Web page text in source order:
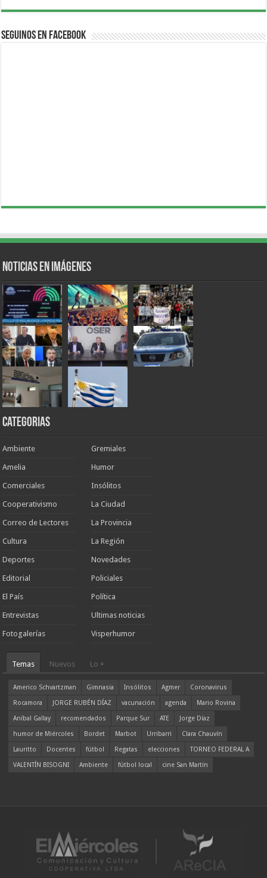
Seguinos en Facebook
Noticias en Imágenes
Categorias
Ambiente
Amelia
Comerciales
Cooperativismo
Correo de Lectores
Cultura
Deportes
Editorial
El País
Entrevistas
Fotogalerías
Gremiales
Humor
Insólitos
La Ciudad
La Provincia
La Región
Novedades
Policiales
Política
Ultimas noticias
Visperhumor
Temas Nuevos Lo +
Americo Schvartzman Gimnasia Insólitos Agmer
Coronavirus
Rocamora
JORGE RUBÉN DÍAZ vacunación agenda
Mario Rovina
Aníbal Gallay
recomendados Parque Sur ATE
Jorge Díaz
humor de Miércoles
Bordet Marbot Urribarri
Clara Chauvín
Lauritto
Docentes fútbol Regatas elecciones
TORNEO FEDERAL A
VALENTÍN BISOGNI
Ambiente fútbol local cine San Martín